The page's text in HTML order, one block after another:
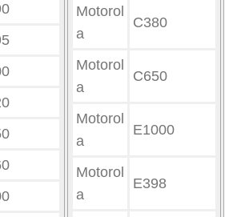
Motorol
a
C380
Motorol
a
C650
Motorol
a
E1000
Motorol
a
E398